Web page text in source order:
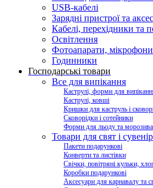
USB-кабелі
Зарядні пристрої та
Кабелі, перехідники та
Освітлення
Фотоапарати,
Годинники
Господарські товари
Все для випікання
Каструлі, форми для
Каструлі, ковші
Кришки для каструль і
Сковорідки і сотейники
Форми для льоду та морозива
Товари для свят і
Пакети подарункові
Конверти та листівки
Свічки, повітряні кульки,
Коробки подарункові
Аксесуари для карнавалу та